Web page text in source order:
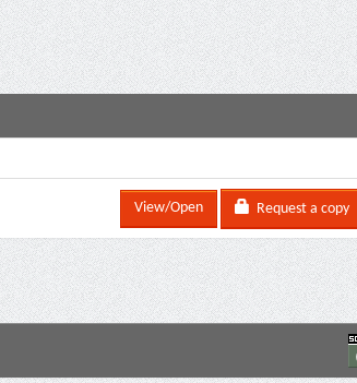
View/Open Request a copy